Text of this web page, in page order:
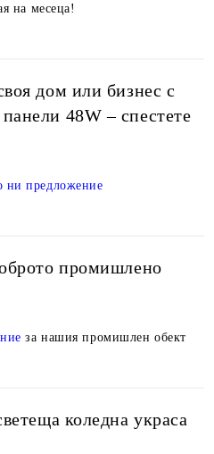
на месеца!
дом или бизнес с
48W – спестете
ни предложениe
промишлено
за нашия промишлен обект
коледна украса